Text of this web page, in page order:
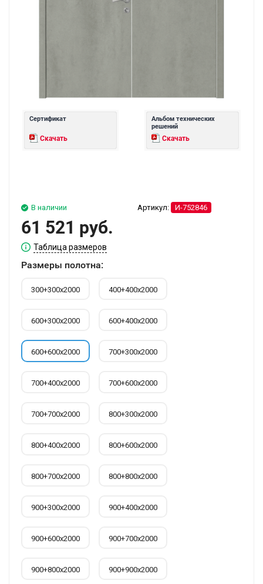
Сертификат
Скачать
Альбом технических
решений
Скачать
Артикул: И-752846
В наличии
61 521 руб.
Таблица размеров
Размеры полотна:
300+300х2000 400+400х2000
600+300х2000 600+400х2000
600+600х2000 700+300х2000
700+400х2000 700+600х2000
700+700х2000 800+300х2000
800+400х2000 800+600х2000
800+700х2000 800+800х2000
900+300х2000 900+400х2000
900+600х2000 900+700х2000
900+800х2000 900+900х2000